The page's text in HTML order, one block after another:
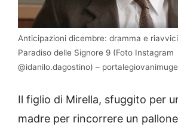
Anticipazioni dicembre: dramma e
Paradiso delle Signore 9 (Foto Instagram
@idanilo.dagostino) –
Il figlio di Mirella, sfuggito per
madre per rincorrere un